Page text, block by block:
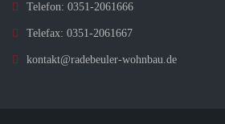
Telefon: 0351-2061666
Telefax: 0351-2061667
kontakt@radebeuler-wohnbau.de